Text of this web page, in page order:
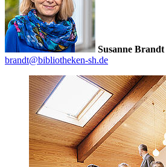
Susanne Brandt
brandt@bibliotheken-sh.de